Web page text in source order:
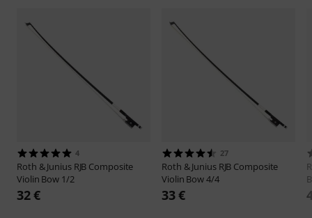
4
Roth & Junius RJB Composite
Violin Bow 1/2
32 €
27
Roth & Junius RJB Composite
Violin Bow 4/4
33 €